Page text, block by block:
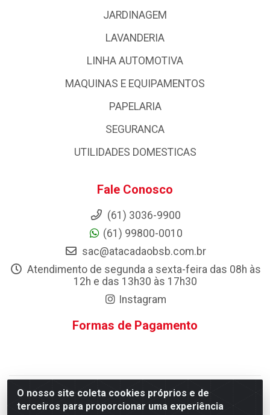
O nosso site coleta cookies próprios e de
terceiros para proporcionar uma experiência
JARDINAGEM
LAVANDERIA
LINHA AUTOMOTIVA
MAQUINAS E EQUIPAMENTOS
PAPELARIA
SEGURANCA
UTILIDADES DOMESTICAS
Fale Conosco
(61) 3036-9900
(61) 99800-0010
sac@atacadaobsb.com.br
Atendimento de segunda a sexta-feira das 08h às
12h e das 13h30 às 17h30
Instagram
Formas de Pagamento
Atacadao da Limpeza F. Pereira Queiroz Comercio e
Distribuicao LTDA - Quadra Qi 10 Lotes 39 e, 41 - Setor